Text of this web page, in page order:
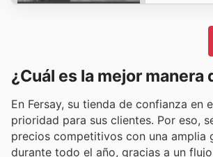
¿Cuál es la mejor manera
En Fersay, su tienda de confianza
prioridad para sus clientes. Por eso,
precios competitivos con una amplia
durante todo el año, gracias a un